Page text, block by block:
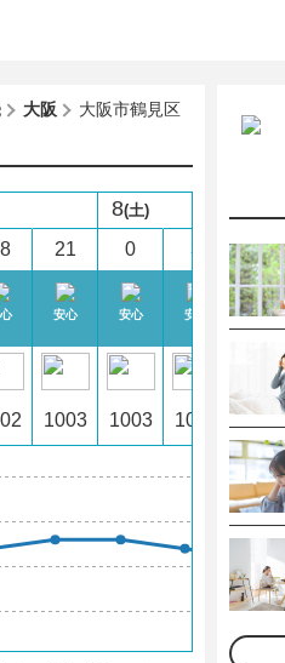
大阪 大阪市鶴見区
21
安心
1003
8(土)
0
安心
1003
3
安心
1002
6
安心
1001